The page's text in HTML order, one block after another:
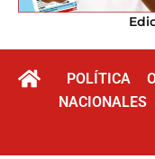
POLÍTICA
NACIONALES